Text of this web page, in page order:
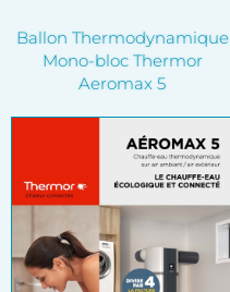
Ballon Thermodynamique
Mono-bloc Thermor
Aeromax 5